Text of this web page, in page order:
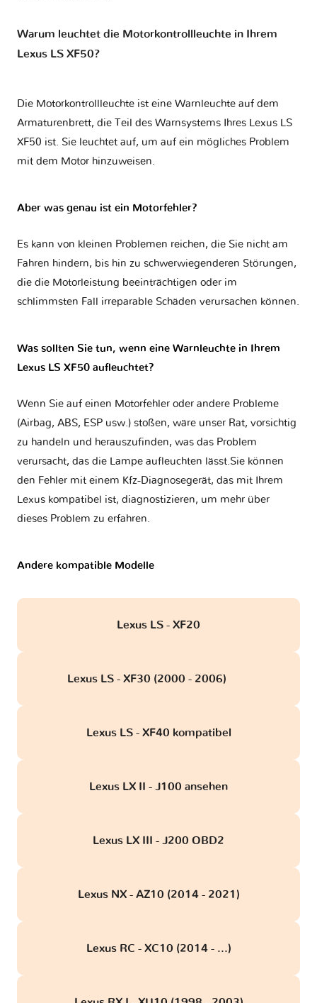
Warum leuchtet die Motorkontrollleuchte in Ihrem
Lexus LS XF50?
Die Motorkontrollleuchte ist eine Warnleuchte auf dem
Armaturenbrett, die Teil des Warnsystems Ihres Lexus LS
XF50 ist. Sie leuchtet auf, um auf ein mögliches Problem
mit dem Motor hinzuweisen.
Aber was genau ist ein Motorfehler?
Es kann von kleinen Problemen reichen, die Sie nicht am
Fahren hindern, bis hin zu schwerwiegenderen Störungen,
die die Motorleistung beeinträchtigen oder im
schlimmsten Fall irreparable Schäden verursachen können.
Was sollten Sie tun, wenn eine Warnleuchte in Ihrem
Lexus LS XF50 aufleuchtet?
Wenn Sie auf einen Motorfehler oder andere Probleme
(Airbag, ABS, ESP usw.) stoßen, wäre unser Rat, vorsichtig
zu handeln und herauszufinden, was das Problem
verursacht, das die Lampe aufleuchten lässt.Sie können
den Fehler mit einem Kfz-Diagnosegerät, das mit Ihrem
Lexus kompatibel ist, diagnostizieren, um mehr über
dieses Problem zu erfahren.
Andere kompatible Modelle
Lexus LS - XF20
Lexus LS - XF30 (2000 - 2006)
Lexus LS - XF40 kompatibel
Lexus LX II - J100 ansehen
Lexus LX III - J200 OBD2
Lexus NX - AZ10 (2014 - 2021)
Lexus RC - XC10 (2014 - ...)